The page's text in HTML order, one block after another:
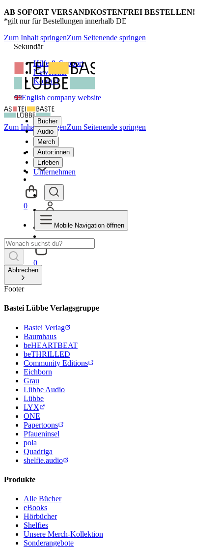
AB SOFORT VERSANDKOSTENFREI BESTELLEN!
*gilt nur für Bestellungen innerhalb DE
Zum Inhalt springenZum Seitenende springen
Sekundär
Hilfe & Support
Newsletter
Kontakt
English company website
Bücher
Audio
Merch
Autor:innen
Erleben
Unternehmen
0
Zum Inhalt springenZum Seitenende springen
0
Mobile Navigation öffnen
Abbrechen
Footer
Bastei Lübbe Verlagsgruppe
Bastei Verlag
Baumhaus
beHEARTBEAT
beTHRILLED
Community Editions
Eichborn
Grau
Lübbe Audio
Lübbe
LYX
ONE
Papertoons
Pfaueninsel
pola
Quadriga
shelfie.audio
Produkte
Alle Bücher
eBooks
Hörbücher
Shelfies
Unsere Merch-Kollektion
Sonderangebote